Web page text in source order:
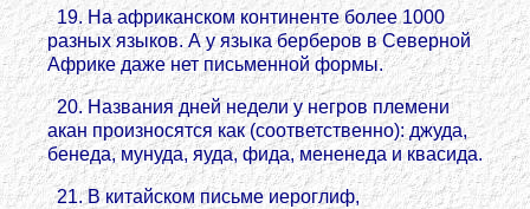
19. На африканском континенте более 1000
разных языков. А у языка берберов в Северной
Африке даже нет письменной формы.
20. Названия дней недели у негров племени
акан произносятся как (соответственно): джуда,
бенеда, мунуда, яуда, фида, мененеда и квасида.
21. В китайском письме иероглиф,